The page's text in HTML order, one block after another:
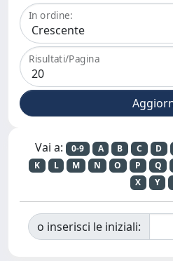
In ordine:
Risultati/Pagina
Vai a: 0-9 A B C D
K
L M N O P Q
X
Y
o inserisci le iniziali: